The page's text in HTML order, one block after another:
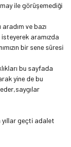
ile görüşemediği
ve bazı
aramızda
bir sene süresi
bu sayfada
yine de bu
yıllar geçti adalet